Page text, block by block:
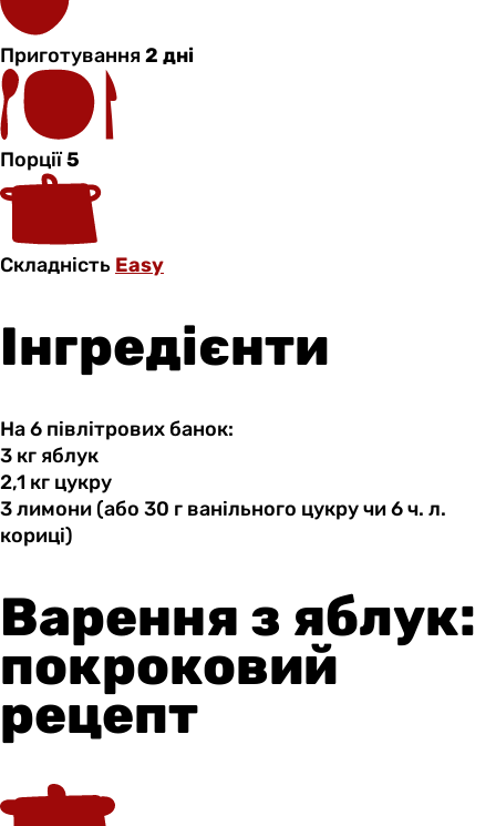
Приготування2 дні
Порції5
Складність Easy
Інгредієнти
На 6 півлітрових банок:
3 кг яблук
2,1 кг цукру
3 лимони(або 30 г ванільного цукру чи 6 ч. л.
кориці)
Варення з яблук:
покроковий
рецепт